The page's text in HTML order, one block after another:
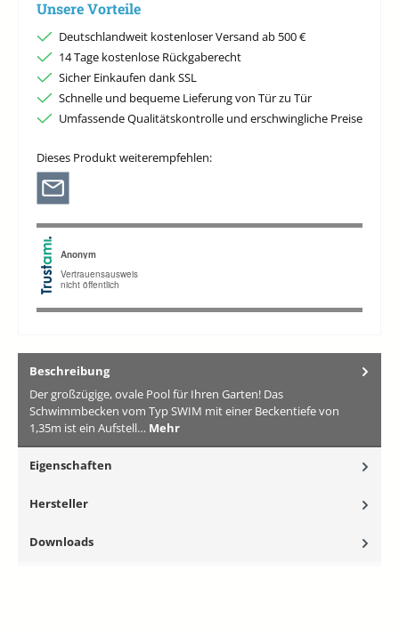
Unsere Vorteile
Deutschlandweit kostenloser Versand ab 500 €
14 Tage kostenlose Rückgaberecht
Sicher Einkaufen dank SSL
Schnelle und bequeme Lieferung von Tür zu Tür
Umfassende Qualitätskontrolle und erschwingliche Preise
Dieses Produkt weiterempfehlen:
Beschreibung
Der großzügige, ovale Pool für Ihren Garten! Das
Schwimmbecken vom Typ SWIM mit einer Beckentiefe von
1,35m ist ein Aufstell… Mehr
Eigenschaften
Hersteller
Downloads